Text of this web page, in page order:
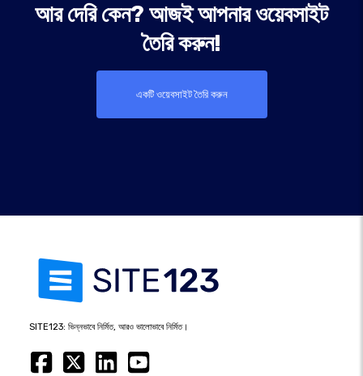
আর দেরি কেন? আজই আপনার ওয়েবসাইট
তৈরি করুন!
একটি ওয়েবসাইট তৈরি করুন
SITE123: ভিন্নভাবে নির্মিত, আরও ভালোভাবে নির্মিত।